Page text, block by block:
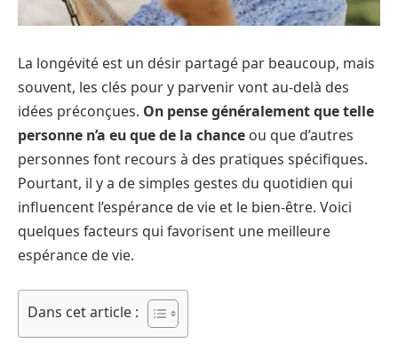
La longévité est un désir partagé par beaucoup, mais
souvent, les clés pour y parvenir vont au-delà des
idées préconçues. On pense généralement que telle
personne n’a eu que de la chance ou que d’autres
personnes font recours à des pratiques spécifiques.
Pourtant, il y a de simples gestes du quotidien qui
influencent l’espérance de vie et le bien-être. Voici
quelques facteurs qui favorisent une meilleure
espérance de vie.
Dans cet article :